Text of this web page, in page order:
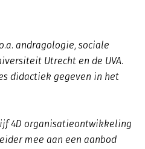
andragologie, sociale
Utrecht en de UVA.
didactiek gegeven in het
4D organisatieontwikkeling
mee aan een aanbod